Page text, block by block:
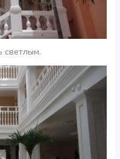
светлым.